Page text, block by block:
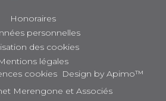
Honoraires
personnelles
des cookies
légales
cookies Design by Apimo™
Merengone et Associés